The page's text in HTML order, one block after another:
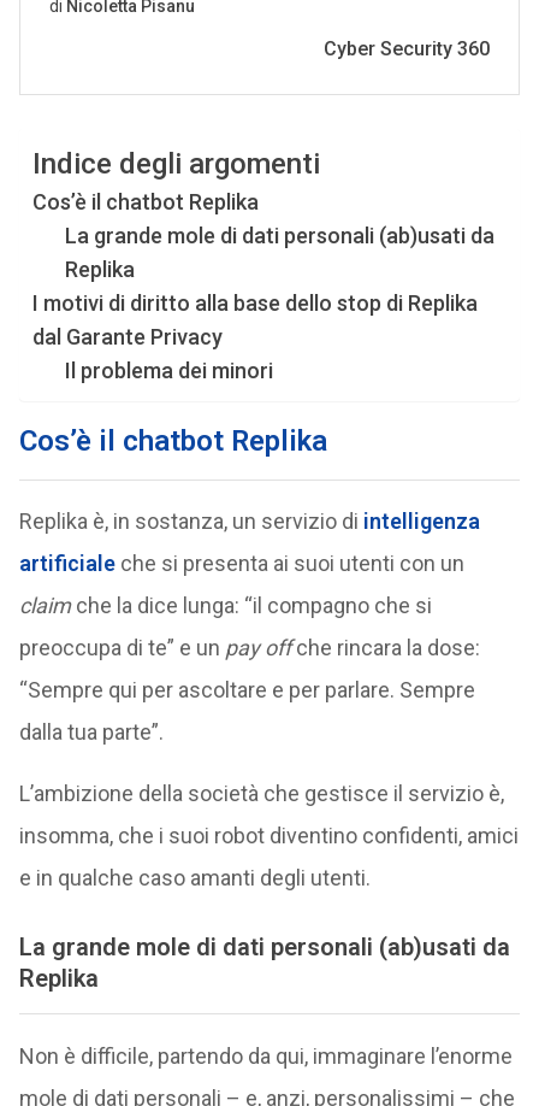
Indice degli argomenti
Cos’è il chatbot Replika
La grande mole di dati personali (ab)usati da
Replika
I motivi di diritto alla base dello stop di Replika
dal Garante Privacy
Il problema dei minori
Cos’è il chatbot Replika
Replika è, in sostanza, un servizio di intelligenza
artificialeche si presenta ai suoi utenti con un
claimche la dice lunga: “il compagno che si
preoccupa di te” e un pay offche rincara la dose:
“Sempre qui per ascoltare e per parlare. Sempre
dalla tua parte”.
L’ambizione della società che gestisce il servizio è,
insomma, che i suoi robot diventino confidenti, amici
e in qualche caso amanti degli utenti.
La grande mole di dati personali (ab)usati da
Replika
Non è difficile, partendo da qui, immaginare l’enorme
mole di dati personali – e, anzi, personalissimi – che